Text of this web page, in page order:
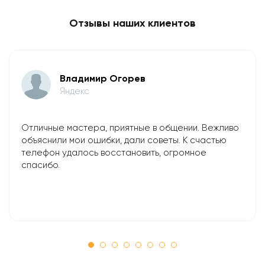
Отзывы наших клиентов
Владимир Огорев
Яндекс
Отличные мастера, приятные в общении. Вежливо
объяснили мои ошибки, дали советы. К счастью
телефон удалось восстановить, огромное
спасибо.